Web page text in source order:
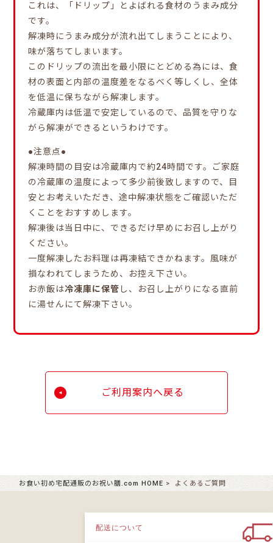
これは、「ドリップ」とよばれる食材のうまみ成分
です。
解凍時にうまみ成分が流れ出てしまうことにより、
味が落ちてしまいます。
このドリップの流出を最小限にとどめる為には、食
材の表面と内部の温度差をなるべく等しくし、全体
を低温に保ちながら解凍します。
冷蔵庫内は低温で安定しているので、品質を守りな
がら解凍ができるというわけです。
●注意点●
解凍時間の目安は冷蔵庫内で約24時間です。ご家庭
の冷蔵庫の温度によって多少前後致しますので、目
安とお考えいただき、途中解凍状態をご確認いただ
くことをおすすめします。
解凍後は当日中に、できるだけ早めにお召し上がり
ください。
一度解凍したお料理は再凍結できかねます。風味が
損なわれてしまうため、お控え下さい。
お赤飯は冷凍庫に保管 し、お召し上がりになる直前
に湯せんにて解凍下さい。
ご利用案内へ戻る
お食い初め宅配通販のお祝い膳.com HOME よくあるご質問
配送について